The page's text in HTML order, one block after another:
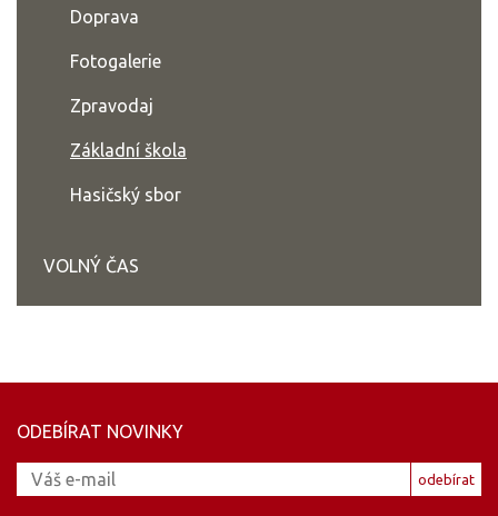
Doprava
Fotogalerie
Zpravodaj
Základní škola
Hasičský sbor
VOLNÝ ČAS
ODEBÍRAT NOVINKY
odebírat